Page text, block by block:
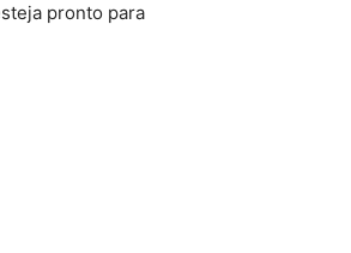
pronto para